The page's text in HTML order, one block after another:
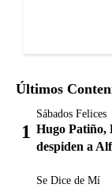
Últimos
Sábados Felices
Hugo Patiño,
despiden a
Se Dice de Mí